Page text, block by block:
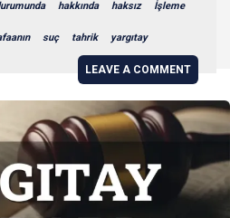
hakkında haksız İşleme
suç tahrik yargıtay
LEAVE A COMMENT